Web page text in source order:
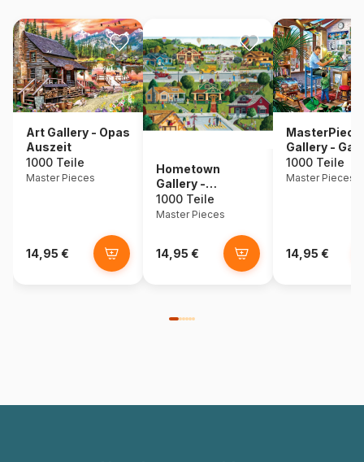
Art Gallery - Opas
Auszeit
1000 Teile
Master Pieces
14,95 €
Hometown
Gallery -
Bungalowville
1000 Teile
Master Pieces
14,95 €
MasterPiece
Gallery -
auf dem
1000 Teile
Master Pieces
14,95 €